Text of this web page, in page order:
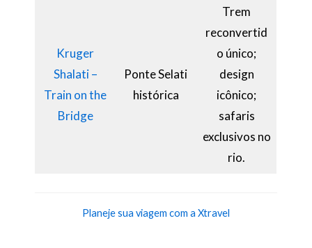
Kruger
Shalati –
Train on the
Bridge
Ponte Selati
histórica
Trem
reconvertid
o único;
design
icônico;
safaris
exclusivos no
rio.
Planeje sua viagem com a Xtravel